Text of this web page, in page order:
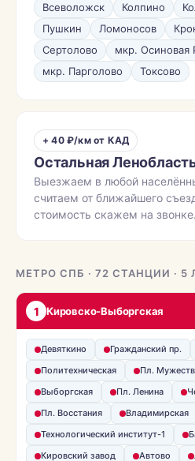
Всеволожск Колпино
Пушкин
Ломоносов
Сертолово
мкр. Осиновая
мкр. Парголово
Токсово
+ 40 ₽/км от КАД
Остальная
Выезжаем в любой
считаем от ближайшего
стоимость скажем на звонке.
МЕТРО СПБ · 72 СТАНЦИИ · 5
1 Кировско-Выборгская
Девяткино Гражданский пр.
Политехническая
Пл.
Выборгская
Пл. Ленина
Пл. Восстания
Владимирская
Технологический институт-1
Кировский завод
Автово